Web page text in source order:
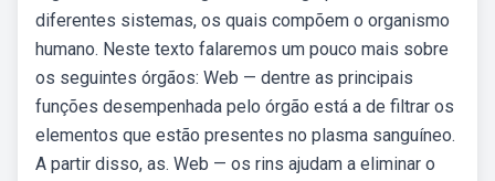
diferentes sistemas, os quais compõem o organismo
humano. Neste texto falaremos um pouco mais sobre
os seguintes órgãos: Web — dentre as principais
funções desempenhada pelo órgão está a de filtrar os
elementos que estão presentes no plasma sanguíneo.
A partir disso, as. Web — os rins ajudam a eliminar o